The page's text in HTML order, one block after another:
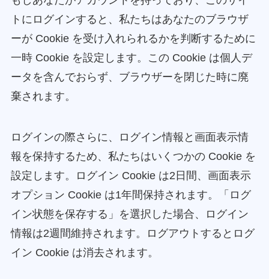
トにログインすると、私たちはあなたのブラウザ
ーが Cookie を受け入れられるかを判断するために
一時 Cookie を設定します。この Cookie は個人デ
ータを含んでおらず、ブラウザーを閉じた時に廃
棄されます。
ログインの際さらに、ログイン情報と画面表示情
報を保持するため、私たちはいくつかの Cookie を
設定します。ログイン Cookie は2日間、画面表示
オプション Cookie は1年間保持されます。「ログ
イン状態を保存する」を選択した場合、ログイン
情報は2週間維持されます。ログアウトするとログ
イン Cookie は消去されます。